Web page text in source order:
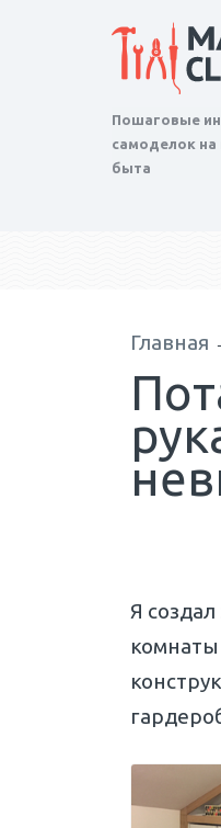
Пошаговые
самоделок
быта
Главная
Я